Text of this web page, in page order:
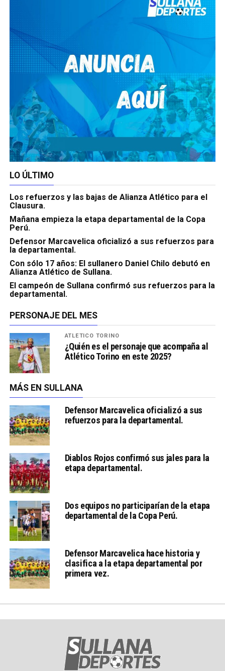
LO ÚLTIMO
Los refuerzos y las bajas de Alianza Atlético para el
Clausura.
Mañana empieza la etapa departamental de la Copa
Perú.
Defensor Marcavelica oficializó a sus refuerzos para
la departamental.
Con sólo 17 años: El sullanero Daniel Chilo debutó en
Alianza Atlético de Sullana.
El campeón de Sullana confirmó sus refuerzos para la
departamental.
PERSONAJE DEL MES
ATLÉTICO TORINO
¿Quién es el personaje que acompaña al
Atlético Torino en este 2025?
MÁS EN SULLANA
Defensor Marcavelica oficializó a sus
refuerzos para la departamental.
Diablos Rojos confirmó sus jales para la
etapa departamental.
Dos equipos no participarían de la etapa
departamental de la Copa Perú.
Defensor Marcavelica hace historia y
clasifica a la etapa departamental por
primera vez.